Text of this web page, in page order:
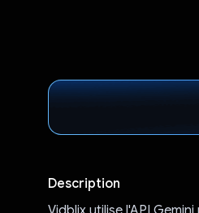
Description